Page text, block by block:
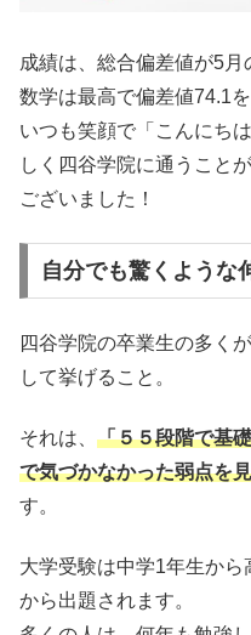
成績は、総合偏差値が5月
数学は最高で偏差値74.1
いつも笑顔で「こんにち
しく四谷学院に通うこと
ございました！
自分でも驚くような
四谷学院の卒業生の多くが
して挙げること。
それは、 「５５段階で基
で気づかなかった弱点を
す。
大学受験は中学1年生か
から出題されます。